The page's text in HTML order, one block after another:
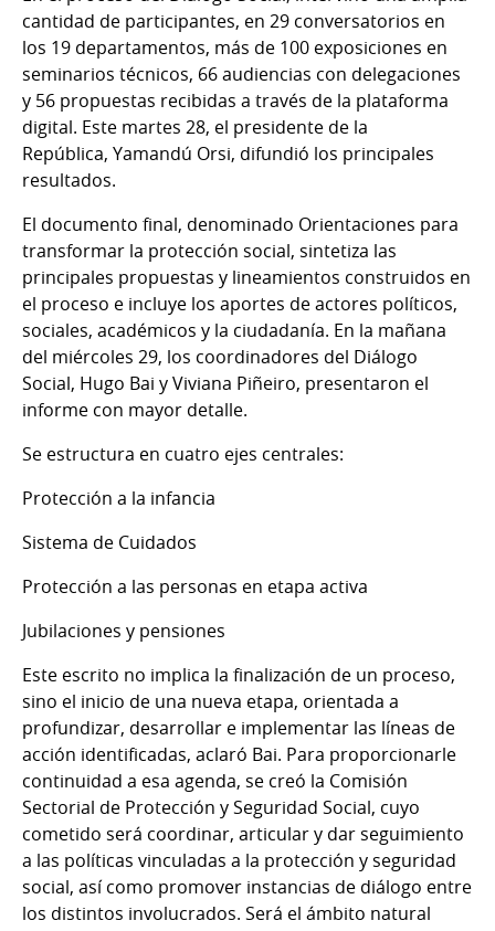
cantidad de participantes, en 29 conversatorios en
los 19 departamentos, más de 100 exposiciones en
seminarios técnicos, 66 audiencias con delegaciones
y 56 propuestas recibidas a través de la plataforma
digital. Este martes 28, el presidente de la
República, Yamandú Orsi, difundió los principales
resultados.
El documento final, denominado Orientaciones para
transformar la protección social, sintetiza las
principales propuestas y lineamientos construidos en
el proceso e incluye los aportes de actores políticos,
sociales, académicos y la ciudadanía. En la mañana
del miércoles 29, los coordinadores del Diálogo
Social, Hugo Bai y Viviana Piñeiro, presentaron el
informe con mayor detalle.
Se estructura en cuatro ejes centrales:
Protección a la infancia
Sistema de Cuidados
Protección a las personas en etapa activa
Jubilaciones y pensiones
Este escrito no implica la finalización de un proceso,
sino el inicio de una nueva etapa, orientada a
profundizar, desarrollar e implementar las líneas de
acción identificadas, aclaró Bai. Para proporcionarle
continuidad a esa agenda, se creó la Comisión
Sectorial de Protección y Seguridad Social, cuyo
cometido será coordinar, articular y dar seguimiento
a las políticas vinculadas a la protección y seguridad
social, así como promover instancias de diálogo entre
los distintos involucrados. Será el ámbito natural